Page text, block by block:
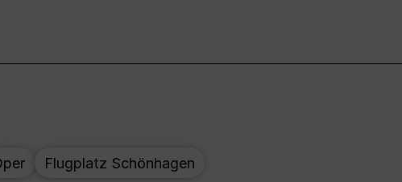
Flugplatz Schönhagen